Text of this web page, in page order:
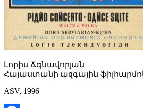
Լորիս Ճգնավորյան
Հայաստանի ազգային
ASV, 1996